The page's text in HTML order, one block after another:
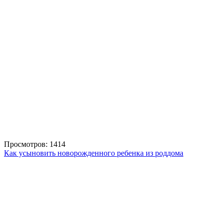
Просмотров: 1414
Как усыновить новорожденного ребенка из роддома